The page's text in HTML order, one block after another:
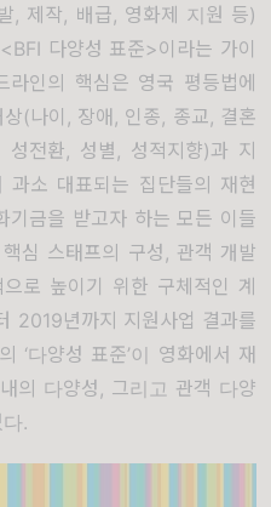
, 제작, 배급, 영화제 지원 등)
<BFI 다양성 표준>이라는 가이
라인의 핵심은 영국 평등법에
(나이 , 장애, 인종, 종교, 결혼
성전환, 성별 , 성적지향)과 지
과소 대표되는 집단들의 재현
기금을 받고자 하는 모든 이들
핵심 스태프의 구성 , 관객 개발
로 높이기 위한 구체적인 계
2019년까지 지원사업 결과를
의 ‘다양성 표준’이 영화에서 재
의 다양성 , 그리고 관객 다양
.